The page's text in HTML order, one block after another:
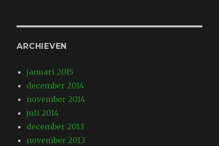
ARCHIEVEN
januari 2015
december 2014
november 2014
juli 2014
december 2013
november 2013